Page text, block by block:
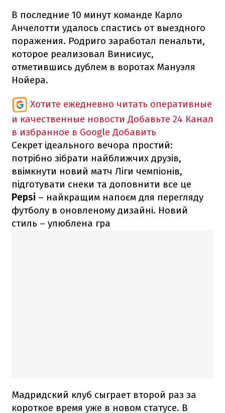
В последние 10 минут команде Карло
Анчелотти удалось спастись от выездного
поражения. Родриго заработал пенальти,
которое реализовал Винисиус,
отметившись дублем в воротах Мануэля
Нойера.
Хотите ежедневно читать оперативные
и качественные новости Добавьте 24 Канал
в избранное в Google Добавить
Секрет ідеального вечора простий:
потрібно зібрати найближчих друзів,
ввімкнути новий матч Ліги чемпіонів,
підготувати снеки та доповнити все це
Pepsi – найкращим напоєм для перегляду
футболу в оновленому дизайні. Новий
стиль – улюблена гра
Мадридский клуб сыграет второй раз за
короткое время уже в новом статусе. В